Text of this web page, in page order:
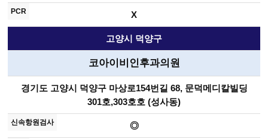
X
고양시 덕양구
코아이비인후과의원
경기도 고양시 덕양구 마상로154번길 68, 문덕메디칼빌딩
301호,303호호 (성사동)
◎